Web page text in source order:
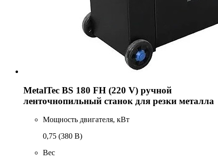
MetalTec BS 180 FH (220 V) ручной
ленточнопильный станок для резки металла
Мощность двигателя, кВт
0,75 (380 В)
Вес